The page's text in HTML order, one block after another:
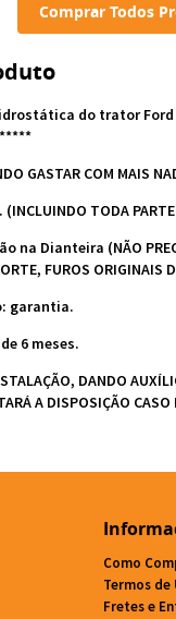
Comprar Todos
do trator Ford
GASTAR COM MAIS
TODA PARTE
Dianteira (NÃO
FUROS ORIGINAIS
garantia.
6 meses.
DANDO
A DISPOSIÇÃO CASO
Como
Termos de
Fretes e